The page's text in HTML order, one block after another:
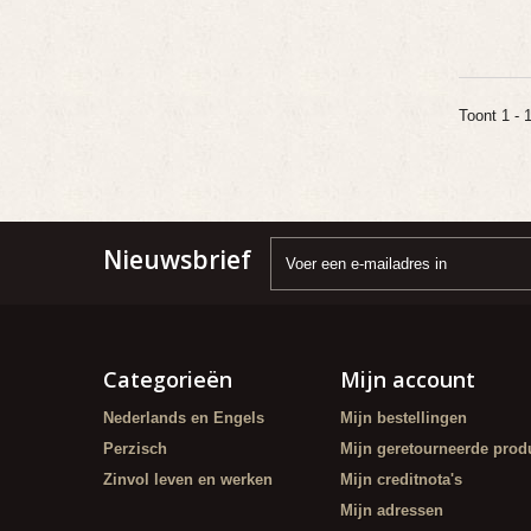
Toont 1 -
Nieuwsbrief
Categorieën
Nederlands en Engels
Perzisch
Zinvol leven en werken
Mijn account
Mijn bestellingen
Mijn geretourneerde
Mijn creditnota's
Mijn adressen